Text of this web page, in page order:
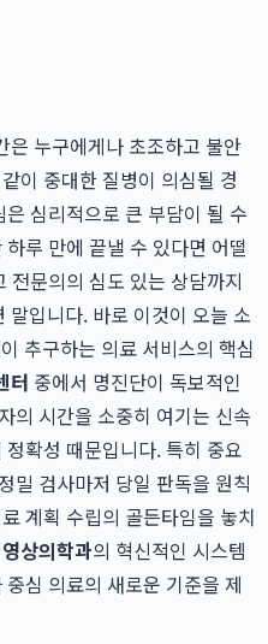
은 누구에게나 초조하고 불안
이 중대한 질병이 의심될 경
심리적으로 큰 부담이 될 수
루 만에 끝낼 수 있다면 어떨
전문의의 심도 있는 상담까지
말입니다. 바로 이것이 오늘 소
이 추구하는 의료 서비스의 핵심
터 중에서 명진단이 독보적인
의 시간을 소중히 여기는 신속
확성 때문입니다. 특히 중요
밀 검사마저 당일 판독을 원칙
계획 수립의 골든타임을 놓치
상의학과의 혁신적인 시스템
심 의료의 새로운 기준을 제